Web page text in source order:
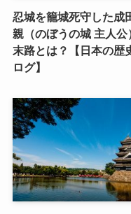
忍城を籠城死守した成
親（のぼうの城 主人公
末路とは？【日本の歴
ログ】